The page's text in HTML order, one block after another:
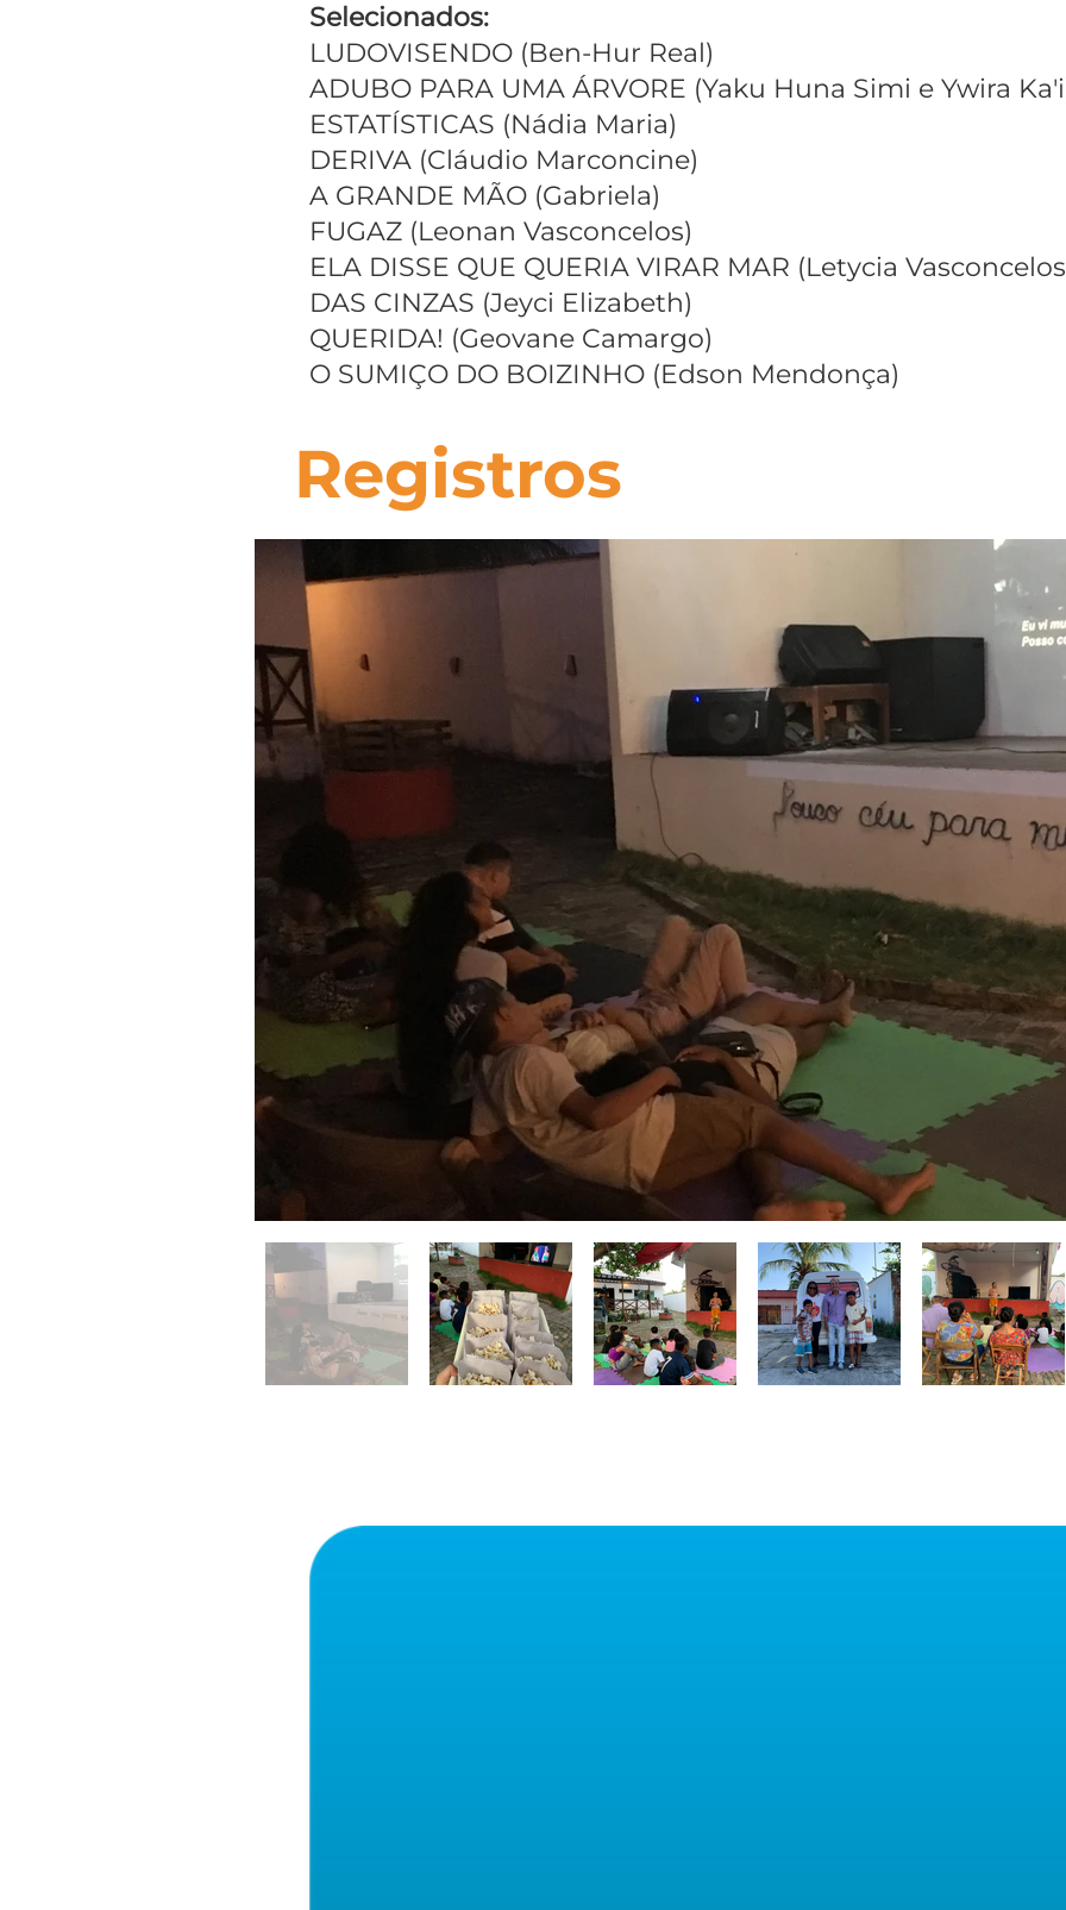
Selecionados:
LUDOVISENDO (Ben-Hur Real)
ADUBO PARA UMA ÁRVORE (Yaku Huna Simi e Ywira
ESTATÍSTICAS (Nádia Maria)
DERIVA (Cláudio Marconcine)
A GRANDE MÃO (Gabriela)
FUGAZ (Leonan Vasconcelos)
ELA DISSE QUE QUERIA VIRAR MAR (Letycia
DAS CINZAS (Jeyci Elizabeth)
QUERIDA! (Geovane Camargo)
O SUMIÇO DO BOIZINHO (Edson Mendonça)
Registros